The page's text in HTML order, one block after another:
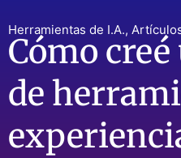
Herramientas de I.A.,
Cómo
de